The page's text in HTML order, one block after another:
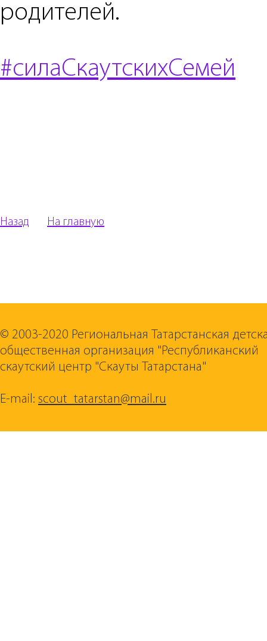
родителей.
#силаСкаутскихСемей
Назад На главную
© 2003-2020 Региональная Татарстанская
общественная организация "Республиканский
скаутский центр "Скауты Татарстана"
E-mail: scout_tatarstan@mail.ru